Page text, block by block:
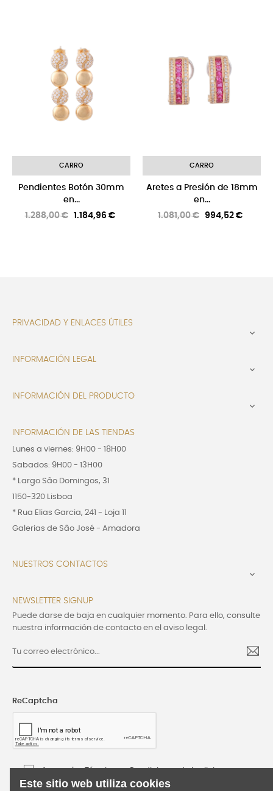
CARRO
Pendientes Botón 30mm
en...
Precio
1.288,00 € Precio
1.184,96 €
CARRO
Aretes a Presión de 18mm
en...
Precio
1.081,00 € Precio
994,52 €
PRIVACIDAD Y ENLACES ÚTILES

INFORMACIÓN LEGAL

INFORMACIÓN DEL PRODUCTO

INFORMACIÓN DE LAS TIENDAS
Lunes a viernes: 9H00 - 18H00
Sabados: 9H00 - 13H00
* Largo São Domingos, 31
1150-320 Lisboa
* Rua Elias Garcia, 241 - Loja 11
Galerias de São José - Amadora
NUESTROS CONTACTOS

NEWSLETTER SIGNUP
Puede darse de baja en cualquier momento. Para ello, consulte
nuestra información de contacto en el aviso legal.
ReCaptcha
Acepto los Términos y Condiciones de Lusijoia
Este sitio web utiliza cookies